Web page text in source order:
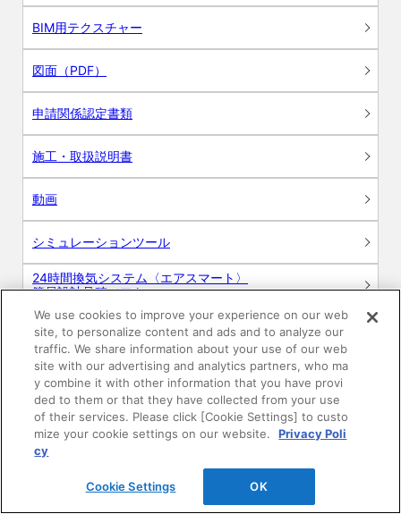
BIM用テクスチャー
図面（PDF）
申請関係認定書類
施工・取扱説明書
動画
シミュレーションツール
24時間換気システム〈エアスマート〉
簡易設計見積ソフト
R&Dセンター環境測定・分析サービス
商品マスター申し込み
このWEBサイトについて
We use cookies to improve your experience on our web
site, to personalize content and ads and to analyze our
traffic. We share information about your use of our web
site with our advertising and analytics partners, who ma
y combine it with other information that you have provi
ded to them or that they have collected from your use
of their services. Please click [Cookie Settings] to custo
mize your cookie settings on our website.
Privacy Poli
cy
Cookie Settings OK